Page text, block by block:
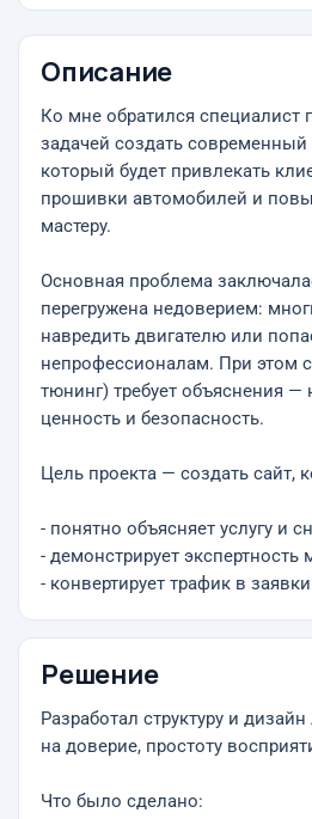
Описание
Ко мне обратился специалист
задачей создать
который будет привлекать
прошивки автомобилей и
мастеру.
Основная проблема
перегружена недоверием:
навредить двигателю или
непрофессионалам. При этом
тюнинг) требует объяснения —
ценность и безопасность.
Цель проекта — создать сайт,
- понятно объясняет услугу и
- демонстрирует экспертность
- конвертирует трафик в
Решение
Разработал структуру и
на доверие, простоту
Что было сделано: